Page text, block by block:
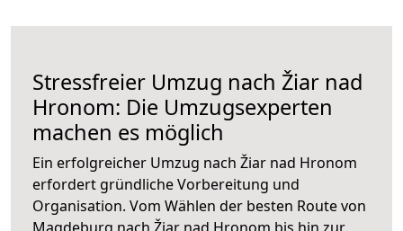
Stressfreier Umzug nach Žiar nad
Hronom: Die Umzugsexperten
machen es möglich
Ein erfolgreicher Umzug nach Žiar nad Hronom
erfordert gründliche Vorbereitung und
Organisation. Vom Wählen der besten Route von